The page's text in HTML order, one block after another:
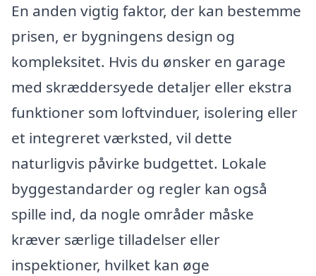
En anden vigtig faktor, der kan bestemme
prisen, er bygningens design og
kompleksitet. Hvis du ønsker en garage
med skræddersyede detaljer eller ekstra
funktioner som loftvinduer, isolering eller
et integreret værksted, vil dette
naturligvis påvirke budgettet. Lokale
byggestandarder og regler kan også
spille ind, da nogle områder måske
kræver særlige tilladelser eller
inspektioner, hvilket kan øge